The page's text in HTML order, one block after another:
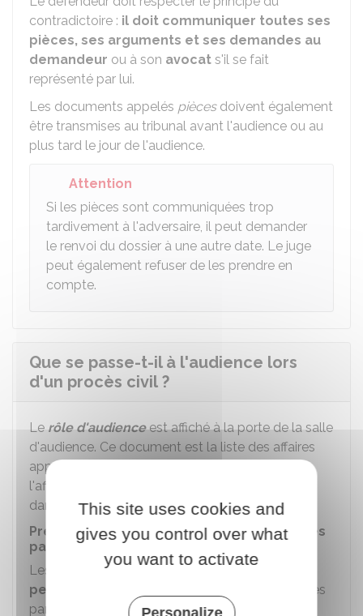
contradictoire : il doit communiquer toutes ses
pièces, ses arguments et ses demandes au
demandeur ou à son avocat s'il se fait
représenté par lui.
Les documents appelés piècesdoivent également
être transmises au tribunal avant l'audience ou au
plus tard le jour de l'audience.
Attention
Si les pièces sont communiquées trop
tardivement à l'adversaire, il peut demander
le renvoi du dossier à une autre date. Le juge
peut également refuser de les prendre en
compte.
Que se passe-t-il à l'audience lors
d'un procès civil ?
Le rôle d'audienceest affiché à la porte de la salle
d'audience. Ce document est la liste des affaires
appelées à l'audience. Il permet de vérifier que
l'affaire qui concerne les parties se déroule bien
dans cette salle.
Présence, assistance ou représentation des
parties
Les parties peuvent être présentes en
personne
à l'audience, éventuellement assistées
par un avocat.
This site uses cookies and
gives you control over what
you want to activate
Personalize